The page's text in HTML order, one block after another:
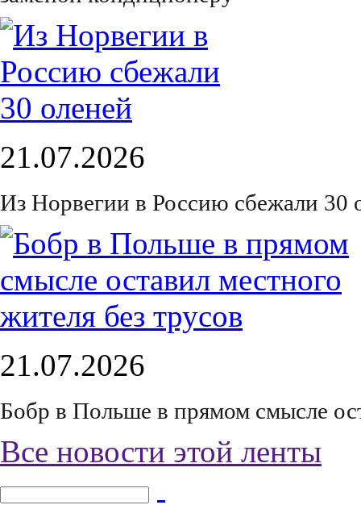
21.07.2026
Из Норвегии в Россию сбежали 30
21.07.2026
Бобр в Польше в прямом смысле
Все новости этой ленты